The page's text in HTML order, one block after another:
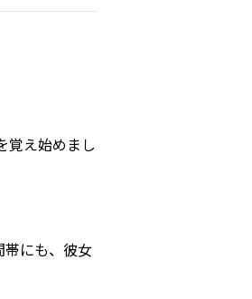
覚え始めまし
帯にも、彼女